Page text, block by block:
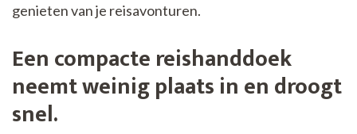
genieten van je reisavonturen.
Een compacte reishanddoek
neemt weinig plaats in en droogt
snel.